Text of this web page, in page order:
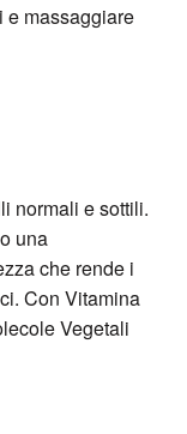
e massaggiare
normali e sottili.
una
che rende i
Con Vitamina
Vegetali